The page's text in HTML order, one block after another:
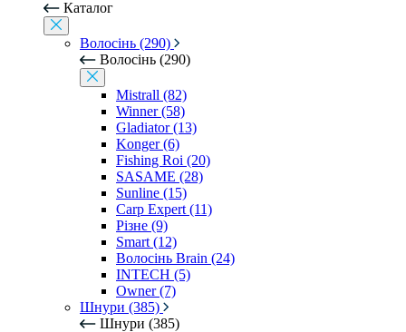
Каталог
Волосінь (290)
Волосінь (290)
Mistrall (82)
Winner (58)
Gladiator (13)
Konger (6)
Fishing Roi (20)
SASAME (28)
Sunline (15)
Carp Expert (11)
Різне (9)
Smart (12)
Волосінь Brain (24)
INTECH (5)
Owner (7)
Шнури (385)
Шнури (385)